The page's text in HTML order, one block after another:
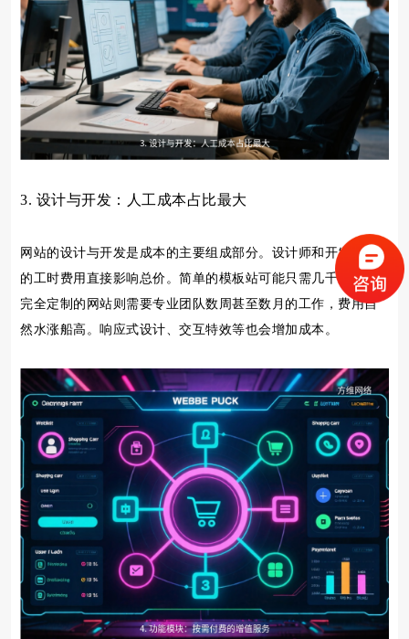
3. 设计与开发：人工成本占比最大
网站的设计与开发是成本的主要组成部分。设计师和开发人员
的工时费用直接影响总价。简单的模板站可能只需几千元，而
完全定制的网站则需要专业团队数周甚至数月的工作，费用自
然水涨船高。响应式设计、交互特效等也会增加成本。